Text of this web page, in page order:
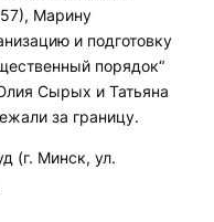
Марину
и подготовку
порядок“
Сырых и Татьяна
за границу.
(г. Минск, ул.